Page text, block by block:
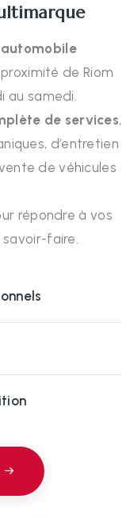
de Riom
au samedi.
de services,
d’entretien
de véhicules
répondre à vos
faire.